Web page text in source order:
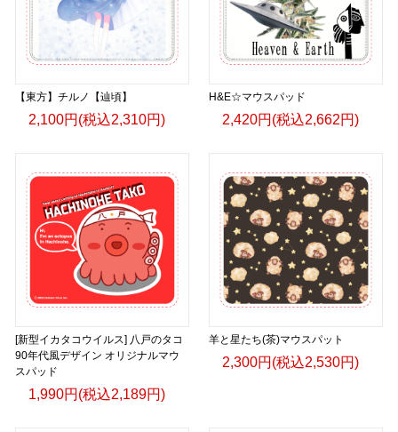
【東方】チルノ【辿頃】
2,100円(税込2,310円)
H&E☆マウスパッド
2,420円(税込2,662円)
[新型イカタコウイルス] 八戸のタコ
90年代風デザイン オリジナルマウ
スパッド
1,990円(税込2,189円)
羊と星たち(茶)マウスパット
2,300円(税込2,530円)